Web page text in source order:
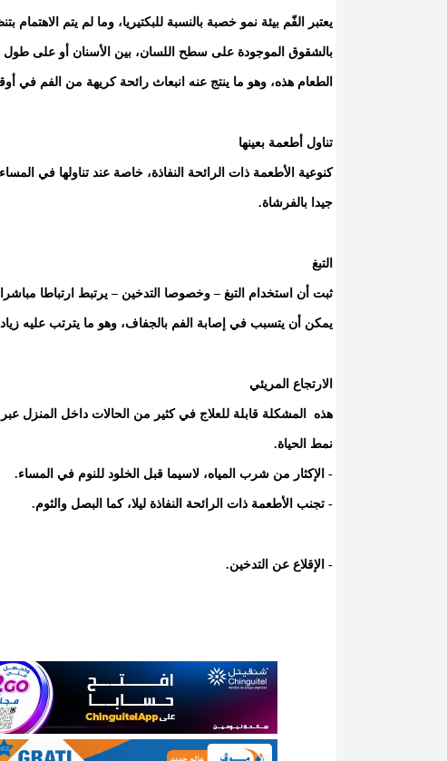
يعتبر الفّم بيئة نمو خصبة بالنسبة للبكتيريا، وما لم يتم
بالشقوق الموجودة على سطح اللسان، بين الأسنان أو على طول
الطعام هذه، وهو ما ينتج عنه انبعاث رائحة كريهة من الفم في
تناول أطعمة بعينها
كنوعية الأطعمة ذات الرائحة النفاذة، خاصة عند تناولها في
جيدا بالفرشاة.
التبغ
ثبت أن استخدام التبغ – وخصوصا التدخين – يرتبط ارتباطا
يمكن أن يتسبب في إصابة الفم بالجفاف، وهو ما يترتب عليه
الارتجاع المريئي
هذه المشكلة قابلة للعلاج في كثير من الحالات داخل المنزل
نمط الحياة.
- الإكثار من شرب المياه، لاسيما قبل الخلود للنوم في المساء.
- تجنب الأطعمة ذات الرائحة النفاذة ليلا، كما البصل والثوم.
- الإقلاع عن التدخين.